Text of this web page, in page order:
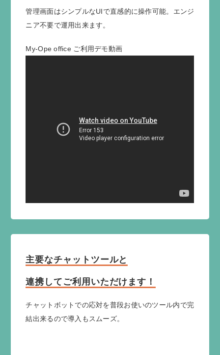
管理画面はシンプルなUIで直感的に操作可能。 エンジ
ニア不要で運用出来ます。
My-Ope office ご利用デモ動画
主要なチャットツールと
連携してご利用いただけます！
チャットボットでの応対を普段お使いのツール内で完
結出来るので導入もスムーズ。